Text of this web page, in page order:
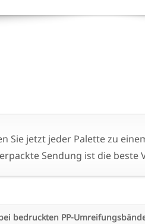
Sie jetzt jeder Palette zu
Sendung ist die
bedruckten PP-